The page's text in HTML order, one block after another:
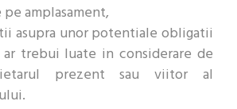
amplasament,
asupra unor potentiale obligatii
trebui luate in considerare de
prezent sau viitor al